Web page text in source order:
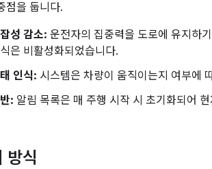
점을 둡니다.
성 감소: 운전자의 집중력을 도로에 유지하
은 비활성화되었습니다.
인식: 시스템은 차량이 움직이는지 여부에
: 알림 목록은 매 주행 시작 시 초기화되어
방식